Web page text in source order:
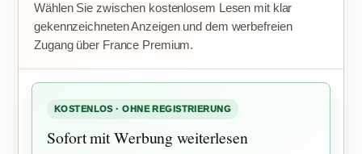
Wählen Sie zwischen kostenlosem Lesen mit klar
gekennzeichneten Anzeigen und dem werbefreien
Zugang über France Premium.
KOSTENLOS · OHNE REGISTRIERUNG
Sofort mit Werbung weiterlesen